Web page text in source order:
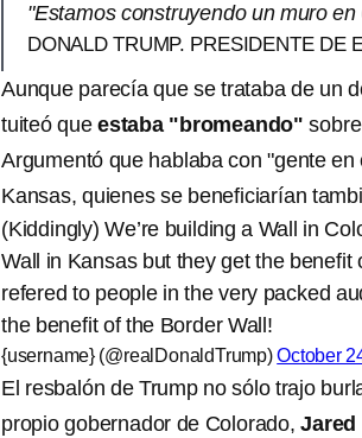
"Estamos construyendo un muro
DONALD TRUMP. PRESIDENTE DE
Aunque parecía que se trataba de un
tuiteó queestaba "bromeando"
Argumentó que hablaba con "gente
Kansas, quienes se beneficiarían
(Kiddingly) We’re building a Wall in
Wall in Kansas but they get the benefit
refered to people in the very packed
the benefit of the Border Wall!
{username} (@realDonaldTrump)October
El resbalón de Trump no sólo trajo
propio gobernador de Colorado,Jared